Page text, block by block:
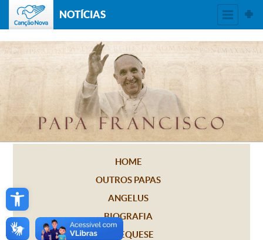
Open toolbar
NOTÍCIAS
HOME
OUTROS PAPAS
ANGELUS
BIOGRAFIA
CATEQUESE